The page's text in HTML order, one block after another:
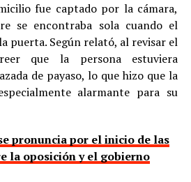
fue captado por la cámara,
se encontraba sola cuando el
puerta. Según relató, al revisar el
que la persona estuviera
de payaso, lo que hizo que la
alarmante para su
pronuncia por el inicio de las
la oposición y el gobierno